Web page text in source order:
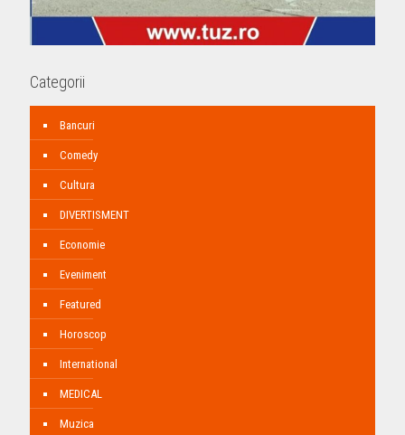
Categorii
Bancuri
Comedy
Cultura
DIVERTISMENT
Economie
Eveniment
Featured
Horoscop
International
MEDICAL
Muzica